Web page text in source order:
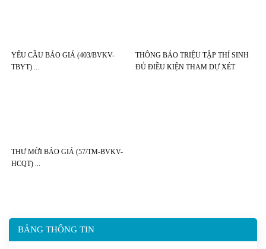
YÊU CẦU BÁO GIÁ (403/BVKV-
TBYT)
THÔNG BÁO TRIỆU TẬP THÍ SINH
ĐỦ ĐIỀU KIỆN THAM DỰ XÉT
THƯ MỜI BÁO GIÁ (57/TM-BVKV-
HCQT)
BẢNG THÔNG TIN